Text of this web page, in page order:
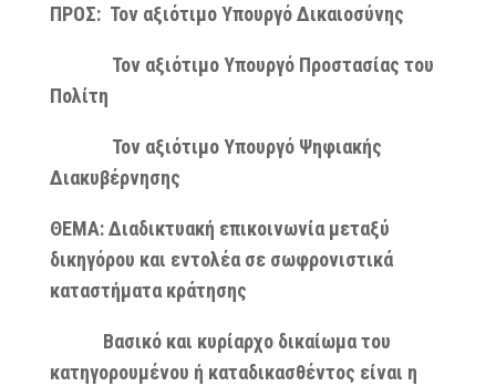
ΠΡΟΣ: Τον αξιότιμο Υπουργό Δικαιοσύνης
Τον αξιότιμο Υπουργό Προστασίας του
Πολίτη
Τον αξιότιμο Υπουργό Ψηφιακής
Διακυβέρνησης
ΘΕΜΑ:Διαδικτυακή επικοινωνία μεταξύ
δικηγόρου και εντολέα σε σωφρονιστικά
καταστήματα κράτησης
Βασικό και κυρίαρχο δικαίωμα του
κατηγορουμένου ή καταδικασθέντος είναι η